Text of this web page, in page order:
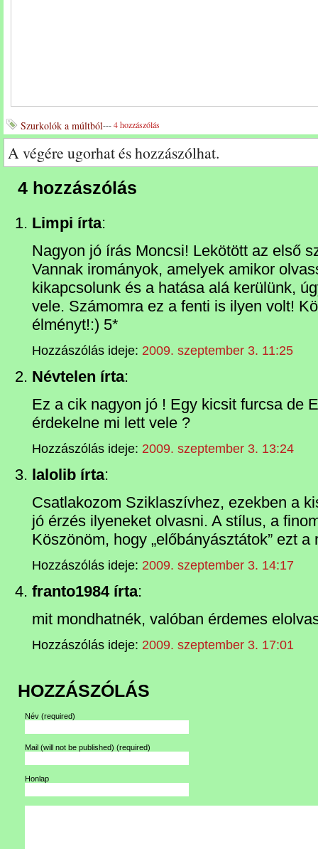
Szurkolók a múltból---4 hozzászólás
A végére ugorhat és hozzászólhat.
4 hozzászólás
Limpi írta:
Nagyon jó írás Moncsi! Lekötött az első
Vannak irományok, amelyek amikor
kikapcsolunk és a hatása alá kerülünk,
vele. Számomra ez a fenti is ilyen volt!
élményt!:) 5*
Hozzászólás ideje: 2009. szeptember 3. 11:25
Névtelen írta:
Ez a cik nagyon jó ! Egy kicsit furcsa de
érdekelne mi lett vele ?
Hozzászólás ideje: 2009. szeptember 3. 13:24
lalolib írta:
Csatlakozom Sziklaszívhez, ezekben a
jó érzés ilyeneket olvasni. A stílus, a
Köszönöm, hogy „előbányásztátok” ezt a
Hozzászólás ideje: 2009. szeptember 3. 14:17
franto1984 írta:
mit mondhatnék, valóban érdemes
Hozzászólás ideje: 2009. szeptember 3. 17:01
HOZZÁSZÓLÁS
Név (required)
Mail (will not be published) (required)
Honlap